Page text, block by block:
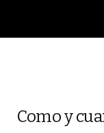
Como y